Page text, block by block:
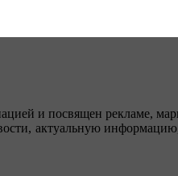
и посвящен рекламе,
актуальную